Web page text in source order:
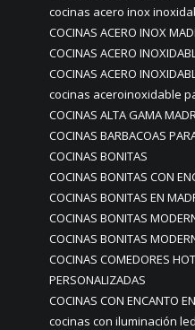
cocinas acero inox
COCINAS ACERO INOX
COCINAS ACERO
COCINAS ACERO
cocinas aceroinoxidable
COCINAS ALTA GAMA
COCINAS BARBACOAS
COCINAS BONITAS
COCINAS BONITAS CON
COCINAS BONITAS EN
COCINAS BONITAS
COCINAS BONITAS
COCINAS COMEDORES
PERSONALIZADAS
COCINAS CON ENCANTO
cocinas con iluminación led